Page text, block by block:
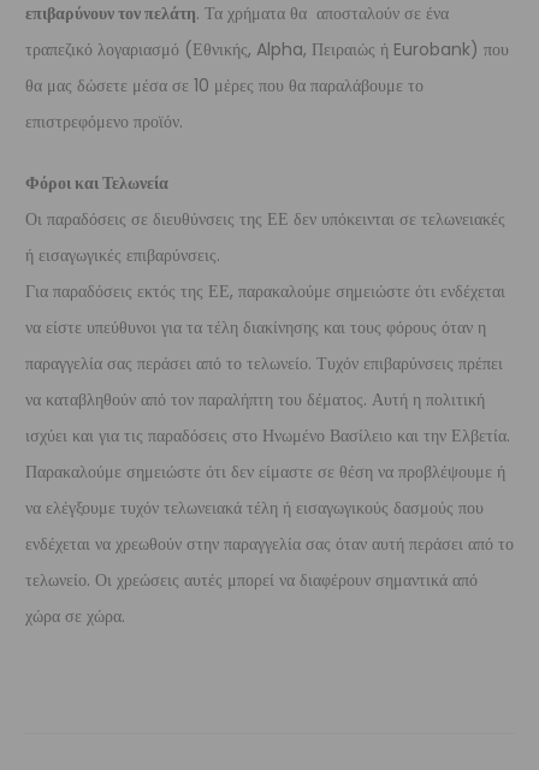
επιβαρύνουν τον πελάτη. Τα χρήματα θα αποσταλούν σε ένα
τραπεζικό λογαριασμό (Εθνικής, Alpha, Πειραιώς ή Eurobank) που
θα μας δώσετε μέσα σε 10 μέρες που θα παραλάβουμε το
επιστρεφόμενο προϊόν.
Φόροι και Τελωνεία
Οι παραδόσεις σε διευθύνσεις της ΕΕ δεν υπόκεινται σε τελωνειακές
ή εισαγωγικές επιβαρύνσεις.
Για παραδόσεις εκτός της ΕΕ, παρακαλούμε σημειώστε ότι ενδέχεται
να είστε υπεύθυνοι για τα τέλη διακίνησης και τους φόρους όταν η
παραγγελία σας περάσει από το τελωνείο. Τυχόν επιβαρύνσεις πρέπει
να καταβληθούν από τον παραλήπτη του δέματος. Αυτή η πολιτική
ισχύει και για τις παραδόσεις στο Ηνωμένο Βασίλειο και την Ελβετία.
Παρακαλούμε σημειώστε ότι δεν είμαστε σε θέση να προβλέψουμε ή
να ελέγξουμε τυχόν τελωνειακά τέλη ή εισαγωγικούς δασμούς που
ενδέχεται να χρεωθούν στην παραγγελία σας όταν αυτή περάσει από το
τελωνείο. Οι χρεώσεις αυτές μπορεί να διαφέρουν σημαντικά από
χώρα σε χώρα.